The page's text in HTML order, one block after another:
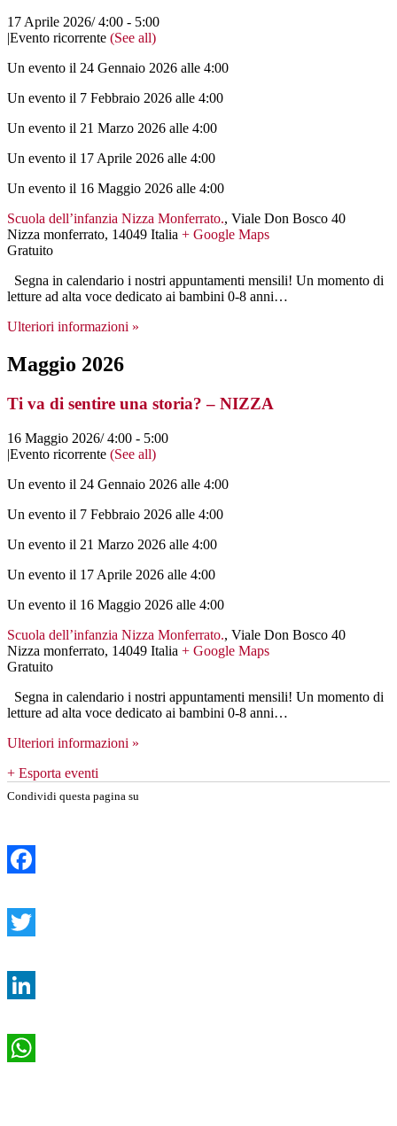
17 Aprile 2026/ 4:00 - 5:00
|Evento ricorrente (See all)
Un evento il 24 Gennaio 2026 alle 4:00
Un evento il 7 Febbraio 2026 alle 4:00
Un evento il 21 Marzo 2026 alle 4:00
Un evento il 17 Aprile 2026 alle 4:00
Un evento il 16 Maggio 2026 alle 4:00
Scuola dell’infanzia Nizza Monferrato., Viale Don Bosco 40
Nizza monferrato, 14049 Italia + Google Maps
Gratuito
Segna in calendario i nostri appuntamenti mensili! Un momento di
letture ad alta voce dedicato ai bambini 0-8 anni…
Ulteriori informazioni »
Maggio 2026
Ti va di sentire una storia? – NIZZA
16 Maggio 2026/ 4:00 - 5:00
|Evento ricorrente (See all)
Un evento il 24 Gennaio 2026 alle 4:00
Un evento il 7 Febbraio 2026 alle 4:00
Un evento il 21 Marzo 2026 alle 4:00
Un evento il 17 Aprile 2026 alle 4:00
Un evento il 16 Maggio 2026 alle 4:00
Scuola dell’infanzia Nizza Monferrato., Viale Don Bosco 40
Nizza monferrato, 14049 Italia + Google Maps
Gratuito
Segna in calendario i nostri appuntamenti mensili! Un momento di
letture ad alta voce dedicato ai bambini 0-8 anni…
Ulteriori informazioni »
+ Esporta eventi
Condividi questa pagina su